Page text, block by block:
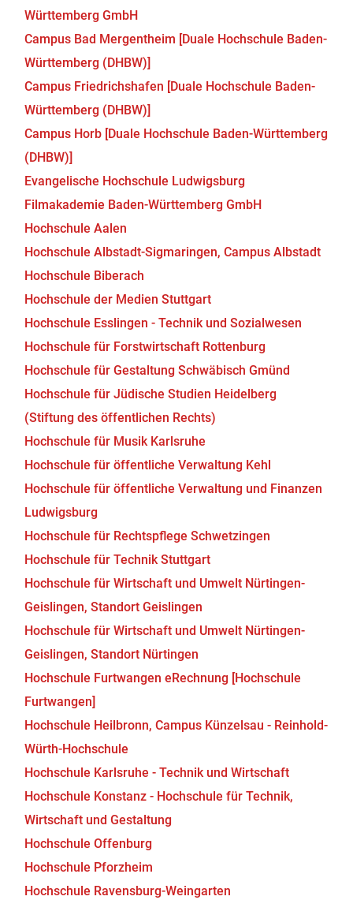
Württemberg GmbH
Campus Bad Mergentheim [Duale Hochschule Baden-
Württemberg (DHBW)]
Campus Friedrichshafen [Duale Hochschule Baden-
Württemberg (DHBW)]
Campus Horb [Duale Hochschule Baden-Württemberg
(DHBW)]
Evangelische Hochschule Ludwigsburg
Filmakademie Baden-Württemberg GmbH
Hochschule Aalen
Hochschule Albstadt-Sigmaringen, Campus Albstadt
Hochschule Biberach
Hochschule der Medien Stuttgart
Hochschule Esslingen - Technik und Sozialwesen
Hochschule für Forstwirtschaft Rottenburg
Hochschule für Gestaltung Schwäbisch Gmünd
Hochschule für Jüdische Studien Heidelberg
(Stiftung des öffentlichen Rechts)
Hochschule für Musik Karlsruhe
Hochschule für öffentliche Verwaltung Kehl
Hochschule für öffentliche Verwaltung und Finanzen
Ludwigsburg
Hochschule für Rechtspflege Schwetzingen
Hochschule für Technik Stuttgart
Hochschule für Wirtschaft und Umwelt Nürtingen-
Geislingen, Standort Geislingen
Hochschule für Wirtschaft und Umwelt Nürtingen-
Geislingen, Standort Nürtingen
Hochschule Furtwangen eRechnung [Hochschule
Furtwangen]
Hochschule Heilbronn, Campus Künzelsau - Reinhold-
Würth-Hochschule
Hochschule Karlsruhe - Technik und Wirtschaft
Hochschule Konstanz - Hochschule für Technik,
Wirtschaft und Gestaltung
Hochschule Offenburg
Hochschule Pforzheim
Hochschule Ravensburg-Weingarten